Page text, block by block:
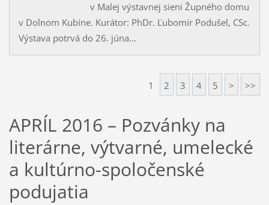
v Malej výstavnej sieni Župného domu
v Dolnom Kubíne. Kurátor: PhDr. Ľubomír Podušel, CSc.
Výstava potrvá do 26. júna...
1 2 3 4 5 > >>
APRÍL 2016 – Pozvánky na
literárne, výtvarné, umelecké
a kultúrno-spoločenské
podujatia